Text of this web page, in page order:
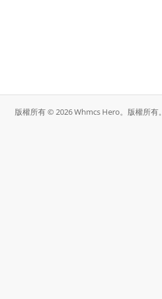
版權所有 © 2026 Whmcs Hero。版權所有。